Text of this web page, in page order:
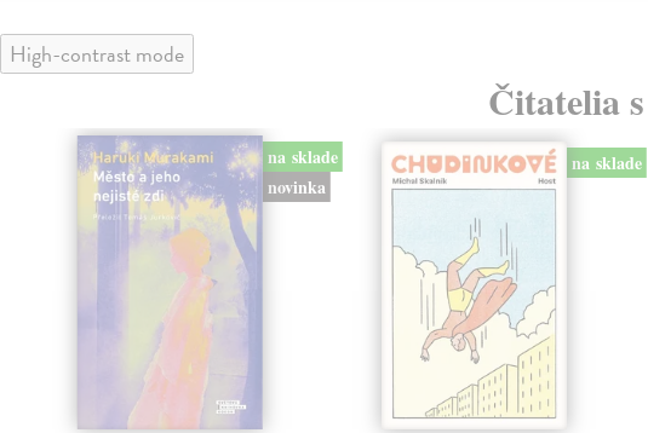
High-contrast mode
Čitatelia
na sklade
novinka
na sklade